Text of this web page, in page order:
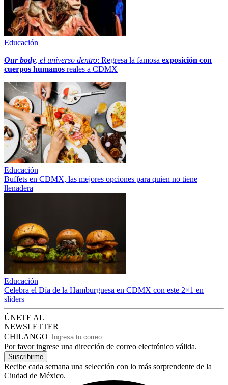
Educación
Our body , el universo dentro: Regresa la famosa exposición con
cuerpos humanos reales a CDMX
Educación
Buffets en CDMX, las mejores opciones para quien no tiene
llenadera
Educación
Celebra el Día de la Hamburguesa en CDMX con este 2×1 en
sliders
ÚNETE AL
NEWSLETTER
CHILANGO
Por favor ingrese una dirección de correo electrónico válida.
Suscribirme
Recibe cada semana una selección con lo más sorprendente de la
Ciudad de México.